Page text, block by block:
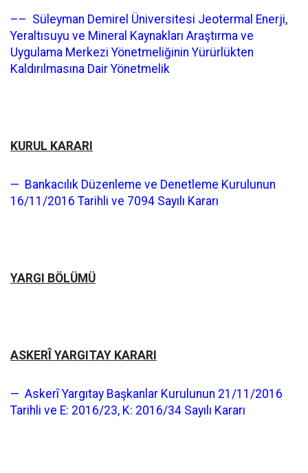
–– Süleyman Demirel Üniversitesi Jeotermal Enerji,
Yeraltısuyu ve Mineral Kaynakları Araştırma ve
Uygulama Merkezi Yönetmeliğinin Yürürlükten
Kaldırılmasına Dair Yönetmelik
KURUL KARARI
— Bankacılık Düzenleme ve Denetleme Kurulunun
16/11/2016 Tarihli ve 7094 Sayılı Kararı
YARGI BÖLÜMÜ
ASKERÎ YARGITAY KARARI
— Askerî Yargıtay Başkanlar Kurulunun 21/11/2016
Tarihli ve E: 2016/23, K: 2016/34 Sayılı Kararı